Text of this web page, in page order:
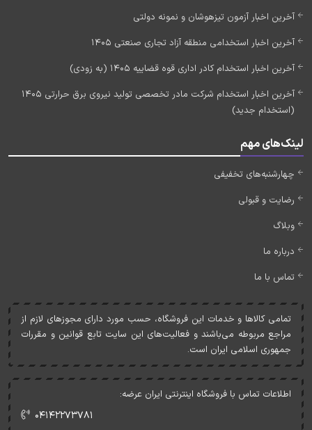
آخرین اخبار آزمون تیزهوشان و نمونه دولتی
آخرین اخبار استخدامی منطقه آزاد تجاری صنعتی 1405
آخرین اخبار استخدام کادر اداری قوه قضاییه 1405 (به زودی)
آخرین اخبار استخدام شرکت مادر تخصصی تولید نیروی برق حرارتی 1405
(استخدام جدید)
لینک‌های مهم
چهارشنبه‌های تخفیفی
رضایت و قبولی
وبلاگ
درباره ما
تماس با ما
تمامی کالاها و خدمات اين فروشگاه، حسب مورد دارای مجوزهای لازم از
مراجع مربوطه می‌باشند و فعاليت‌های اين سايت تابع قوانين و مقررات
جمهوری اسلامی ايران است.
اطلاعات تماس با فروشگاه اینترنتی ایران عرضه:
۰۴۱۴۲۲۷۳۷۸۱